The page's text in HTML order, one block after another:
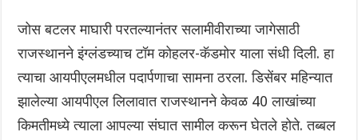
जोस बटलर माघारी परतल्यानंतर सलामीवीराच्या जागेसाठी
राजस्थानने इंग्लंडच्याच टॉम कोहलर-कॅडमोर याला संधी दिली. हा
त्याचा आयपीएलमधील पदार्पणाचा सामना ठरला. डिसेंबर महिन्यात
झालेल्या आयपीएल लिलावात राजस्थानने केवळ 40 लाखांच्या
किमतीमध्ये त्याला आपल्या संघात सामील करून घेतले होते. तब्बल